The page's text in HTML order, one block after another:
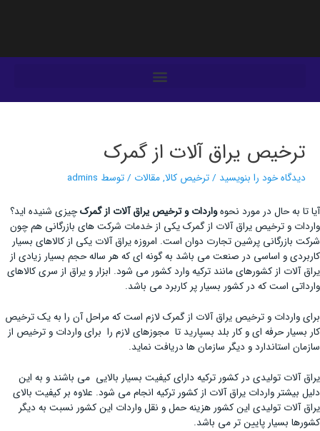
ترخیص یراق آلات از گمرک
دیدگاه‌ خود را بنویسید /ترخیص کالا,مقالات / توسط admins
آیا تا به حال در مورد نحوهواردات و ترخیص یراق آلات از گمرکچیزی شنیده اید؟
واردات و ترخیص یراق آلات از گمرک یکی از خدمات شرکت های بازرگانی هم چون
شرکت بازرگانی پرشین تجارت دوان است. امروزه یراق آلات یکی از کالاهای بسیار
کاربردی و اساسی در صنعت می باشد به گونه ای که هر ساله حجم بسیار زیادی از
یراق آلات از کشورهای مانند ترکیه وارد کشور می شود. ابزار و یراق از سری کالاهای
وارداتی است که در کشور بسیار پر کاربرد می باشد.
برای واردات و ترخیص یراق آلات از گمرک لازم است که مراحل آن را به یک ترخیص
کار بسیار حرفه ای و کار بلد بسپارید تا مجوزهای لازم را برای واردات و ترخیص از
سازمان استاندارد و دیگر سازمان ها دریافت نماید.
یراق آلات تولیدی در کشور ترکیه دارای کیفیت بسیار بالایی می باشند و به این
دلیل بیشتر واردات یراق آلات از کشور ترکیه انجام می شود. علاوه بر کیفیت بالای
یراق آلات تولیدی این کشور هزینه حمل و نقل واردات این کشور نسبت به دیگر
کشورها بسیار پایین تر می باشد.